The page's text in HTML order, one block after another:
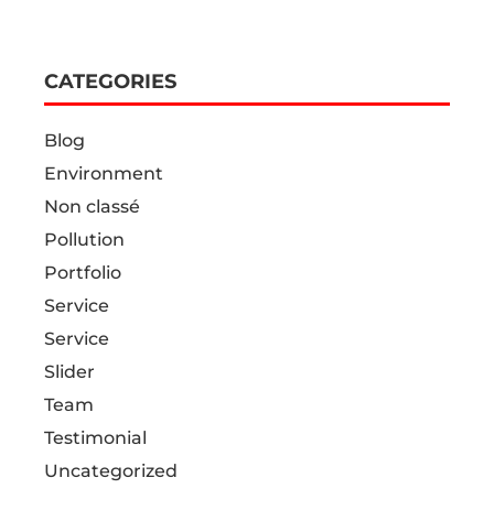
CATEGORIES
Blog
Environment
Non classé
Pollution
Portfolio
Service
Service
Slider
Team
Testimonial
Uncategorized